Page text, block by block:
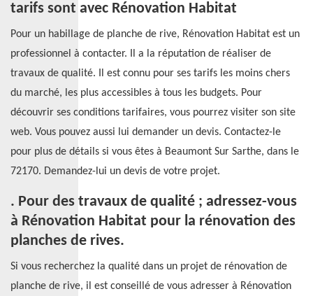
tarifs sont avec Rénovation Habitat
Pour un habillage de planche de rive, Rénovation Habitat est un
professionnel à contacter. Il a la réputation de réaliser de
travaux de qualité. Il est connu pour ses tarifs les moins chers
du marché, les plus accessibles à tous les budgets. Pour
découvrir ses conditions tarifaires, vous pourrez visiter son site
web. Vous pouvez aussi lui demander un devis. Contactez-le
pour plus de détails si vous êtes à Beaumont Sur Sarthe, dans le
72170. Demandez-lui un devis de votre projet.
. Pour des travaux de qualité ; adressez-vous
à Rénovation Habitat pour la rénovation des
planches de rives.
Si vous recherchez la qualité dans un projet de rénovation de
planche de rive, il est conseillé de vous adresser à Rénovation